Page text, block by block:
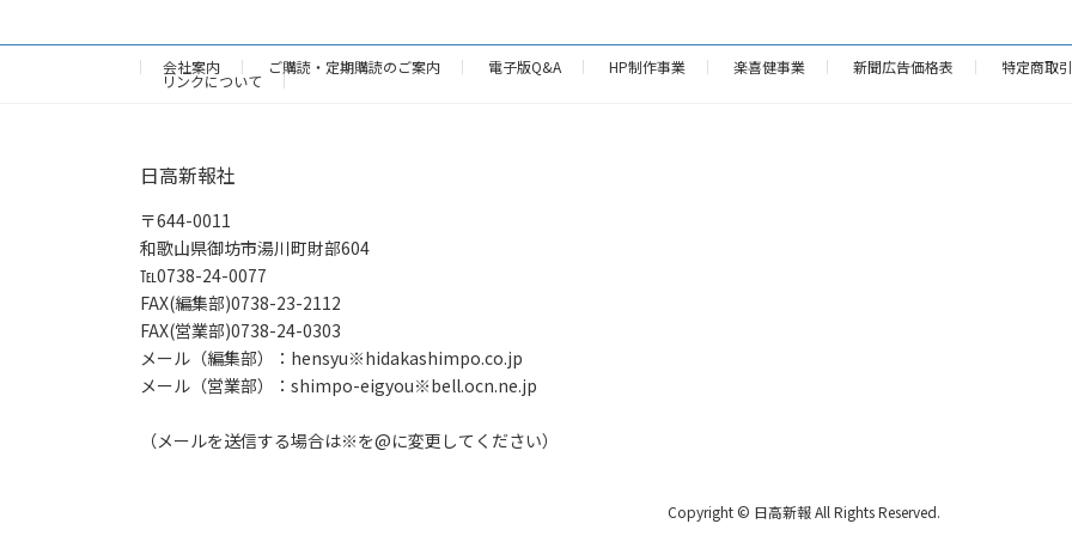
会社案内 ご購読・定期購読のご案内 電子版Q&A HP制作事業 楽喜健事業 新聞広告価格表 特定商取
リンクについて
日高新報社
〒644-0011
和歌山県御坊市湯川町財部604
℡0738-24-0077
FAX(編集部)0738-23-2112
FAX(営業部)0738-24-0303
メール（編集部）：hensyu※hidakashimpo.co.jp
メール（営業部）：shimpo-eigyou※bell.ocn.ne.jp
（メールを送信する場合は※を@に変更してください）
Copyright © 日高新報 All Rights Reserved.